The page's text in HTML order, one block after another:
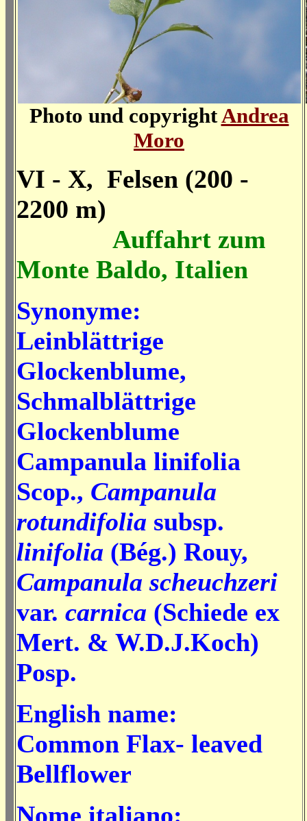
Photo und copyrightAndrea
Moro
VI - X, Felsen (200 -
2200 m)
Auffahrt zum
Monte Baldo, Italien
Synonyme:
Leinblättrige
Glockenblume,
Schmalblättrige
Glockenblume
Campanula linifolia
Scop., Campanula
rotundifolia subsp.
linifolia (Bég.) Rouy,
Campanula scheuchzeri
var. carnica (Schiede ex
Mert. & W.D.J.Koch)
Posp.
English name:
Common Flax- leaved
Bellflower
Nome italiano: